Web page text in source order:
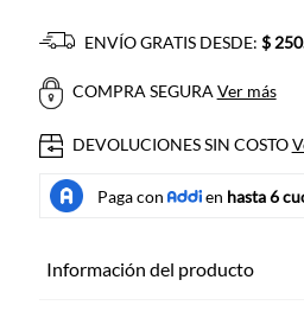
ENVÍO GRATIS DESDE: $
COMPRA SEGURA Ver más
DEVOLUCIONES SIN COSTO
Información del producto